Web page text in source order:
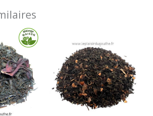
:
€
€
prix :
0,60 €
à
38,50 €